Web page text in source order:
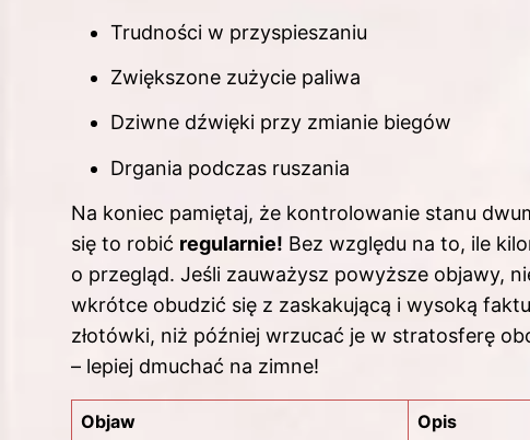
Trudności w przyspieszaniu
Zwiększone zużycie paliwa
Dziwne dźwięki przy zmianie biegów
Drgania podczas ruszania
Na koniec pamiętaj, że kontrolowanie stanu
się to robić regularnie! Bez względu na to, ile
o przegląd. Jeśli zauważysz powyższe objawy,
wkrótce obudzić się z zaskakującą i wysoką
złotówki, niż później wrzucać je w stratosferę
– lepiej dmuchać na zimne!
Objaw
Opis